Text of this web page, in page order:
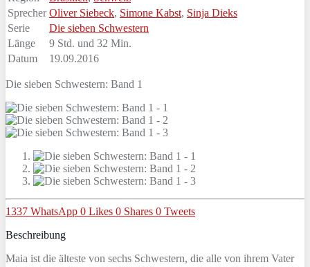
Sprecher Oliver Siebeck, Simone Kabst, Sinja Dieks
Serie
Die sieben Schwestern
Länge
9 Std. und 32 Min.
Datum
19.09.2016
Die sieben Schwestern: Band 1
1337 WhatsApp 0 Likes 0 Shares 0 Tweets
Beschreibung
Maia ist die älteste von sechs Schwestern, die alle von ihrem Vater